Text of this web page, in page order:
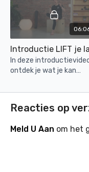
In deze
ontdek je wat je kan
werk kan gaan met LIFT
Reacties op
Meld U Aan om het